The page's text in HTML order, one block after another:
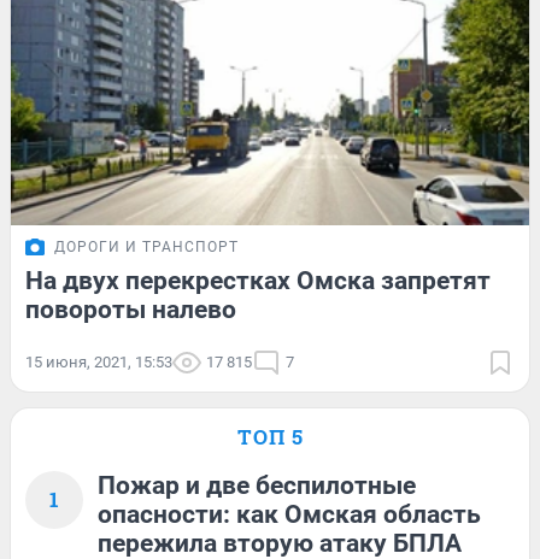
ДОРОГИ И ТРАНСПОРТ
На двух перекрестках Омска запретят
повороты налево
15 июня, 2021, 15:53 17 815 7
ТОП 5
1
Пожар и две беспилотные
опасности: как Омская область
пережила вторую атаку БПЛА